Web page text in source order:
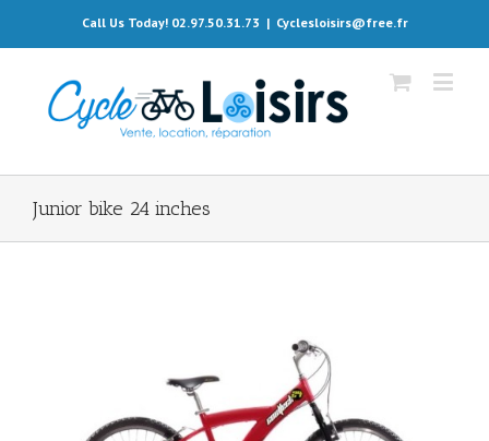
Call Us Today! 02.97.50.31.73 | Cyclesloisirs@free.fr
Junior bike 24 inches